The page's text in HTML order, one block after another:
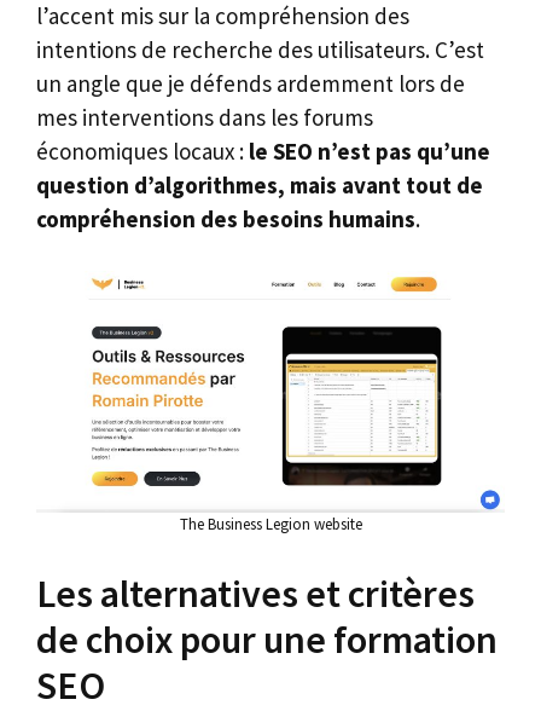
l’accent mis sur la compréhension des
intentions de recherche des utilisateurs. C’est
un angle que je défends ardemment lors de
mes interventions dans les forums
économiques locaux : le SEO n’est pas qu’une
question d’algorithmes, mais avant tout de
compréhension des besoins humains.
The Business Legion website
Les alternatives et critères
de choix pour une formation
SEO